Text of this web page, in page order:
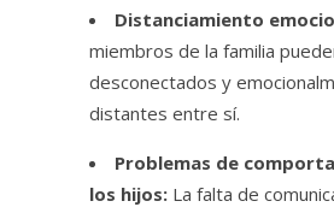
Distanciamiento
miembros de la familia
desconectados y
distantes entre sí.
Problemas de
los hijos: La falta de